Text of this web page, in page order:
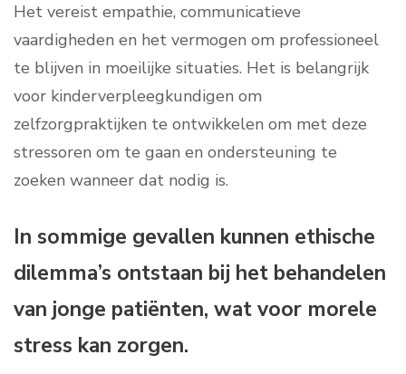
Het vereist empathie, communicatieve
vaardigheden en het vermogen om professioneel
te blijven in moeilijke situaties. Het is belangrijk
voor kinderverpleegkundigen om
zelfzorgpraktijken te ontwikkelen om met deze
stressoren om te gaan en ondersteuning te
zoeken wanneer dat nodig is.
In sommige gevallen kunnen ethische
dilemma’s ontstaan bij het behandelen
van jonge patiënten, wat voor morele
stress kan zorgen.